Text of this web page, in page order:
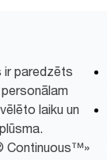
ir paredzēts
laiku un
Continuous™»